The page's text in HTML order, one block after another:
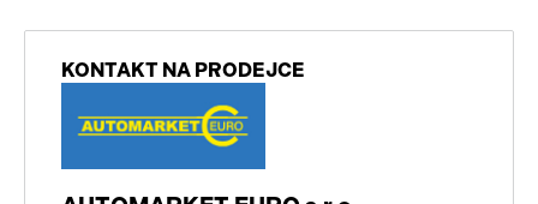
KONTAKT NA PRODEJCE